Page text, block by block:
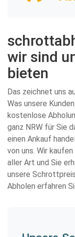
wir sind
bieten
Das zeichnet uns
Was unsere
kostenlose
ganz NRW für Sie
einen Ankauf
von uns. Wir
aller Art und Sie
unsere
Abholen erfahren